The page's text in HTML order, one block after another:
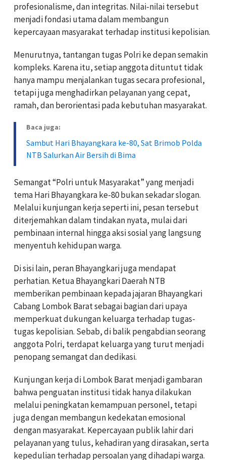
profesionalisme, dan integritas. Nilai-nilai tersebut
menjadi fondasi utama dalam membangun
kepercayaan masyarakat terhadap institusi kepolisian.
Menurutnya, tantangan tugas Polri ke depan semakin
kompleks. Karena itu, setiap anggota dituntut tidak
hanya mampu menjalankan tugas secara profesional,
tetapi juga menghadirkan pelayanan yang cepat,
ramah, dan berorientasi pada kebutuhan masyarakat.
Baca juga:
Sambut Hari Bhayangkara ke-80, Sat Brimob Polda
NTB Salurkan Air Bersih di Bima
Semangat “Polri untuk Masyarakat” yang menjadi
tema Hari Bhayangkara ke-80 bukan sekadar slogan.
Melalui kunjungan kerja seperti ini, pesan tersebut
diterjemahkan dalam tindakan nyata, mulai dari
pembinaan internal hingga aksi sosial yang langsung
menyentuh kehidupan warga.
Di sisi lain, peran Bhayangkari juga mendapat
perhatian. Ketua Bhayangkari Daerah NTB
memberikan pembinaan kepada jajaran Bhayangkari
Cabang Lombok Barat sebagai bagian dari upaya
memperkuat dukungan keluarga terhadap tugas-
tugas kepolisian. Sebab, di balik pengabdian seorang
anggota Polri, terdapat keluarga yang turut menjadi
penopang semangat dan dedikasi.
Kunjungan kerja di Lombok Barat menjadi gambaran
bahwa penguatan institusi tidak hanya dilakukan
melalui peningkatan kemampuan personel, tetapi
juga dengan membangun kedekatan emosional
dengan masyarakat. Kepercayaan publik lahir dari
pelayanan yang tulus, kehadiran yang dirasakan, serta
kepedulian terhadap persoalan yang dihadapi warga.